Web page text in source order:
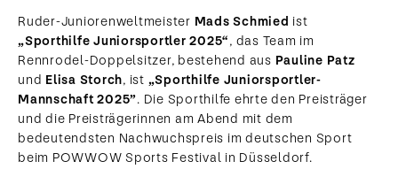
Ruder-Juniorenweltmeister Mads Schmied ist
„Sporthilfe Juniorsportler 2025“, das Team im
Rennrodel-Doppelsitzer, bestehend aus Pauline Patz
und Elisa Storch, ist „Sporthilfe Juniorsportler-
Mannschaft 2025”. Die Sporthilfe ehrte den Preisträger
und die Preisträgerinnen am Abend mit dem
bedeutendsten Nachwuchspreis im deutschen Sport
beim POWWOW Sports Festival in Düsseldorf.